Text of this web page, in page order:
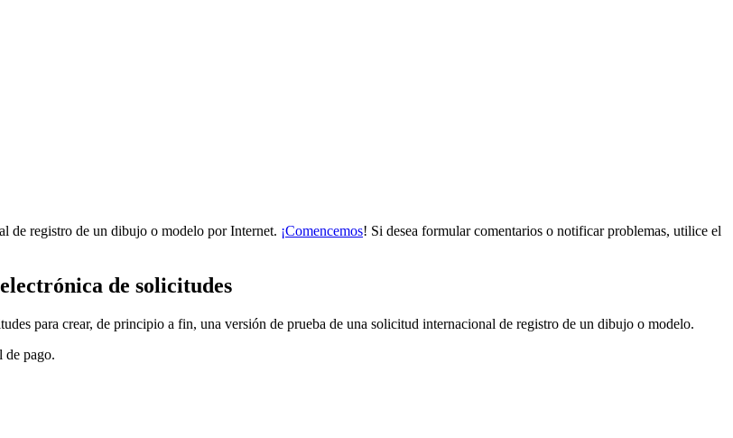
de registro de un dibujo o modelo por Internet. ¡Comencemos! Si desea formular comentarios o notificar problemas, utilice el
de solicitudes
para crear, de principio a fin, una versión de prueba de una solicitud internacional de registro de un dibujo o modelo.
de pago.